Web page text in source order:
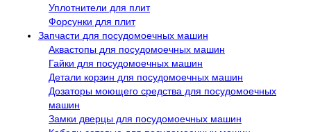
Уплотнители для плит
Форсунки для плит
Запчасти для посудомоечных машин
Аквастопы для посудомоечных машин
Гайки для посудомоечных машин
Детали корзин для посудомоечных машин
Дозаторы моющего средства для посудомоечных
машин
Замки дверцы для посудомоечных машин